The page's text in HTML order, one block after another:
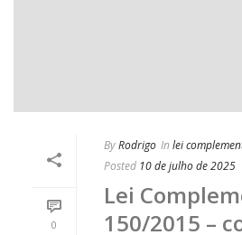
0
ByRodrigo In lei
Posted 10 de julho de 2025
Lei
150/2015 –